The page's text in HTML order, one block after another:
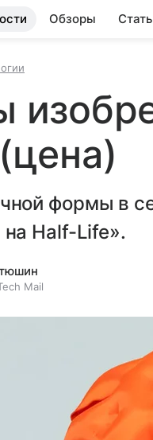
Обзоры
формы в
Half-Life».
Mail